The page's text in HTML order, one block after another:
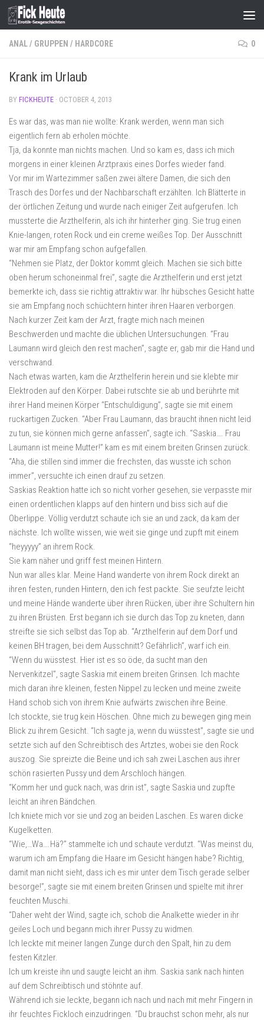
Skip to content
ANAL/ GRUPPEN / HARDCORE 0
Krank im Urlaub
BY FICKHEUTE · OCTOBER 4, 2013
Es war das, was man nie wollte: Krank werden, wenn man sich
eigentlich fern ab erholen möchte.
Tja, da konnte man nichts machen. Und so kam es, dass ich mich
morgens in einer kleinen Arztpraxis eines Dorfes wieder fand.
Vor mir im Wartezimmer saßen zwei ältere Damen, die sich den
Trasch des Dorfes und der Nachbarschaft erzählten. Ich Blätterte in
der örtlichen Zeitung und wurde nach einiger Zeit aufgerufen. Ich
mussterte die Arzthelferin, als ich ihr hinterher ging. Sie trug einen
Knie-langen, roten Rock und ein creme weißes Top. Der Ausschnitt
war mir am Empfang schon aufgefallen.
“Nehmen sie Platz, der Doktor kommt gleich. Machen sie sich bitte
oben herum schoneinmal frei”, sagte die Arzthelferin und erst jetzt
bemerkte ich, dass sie richtig attraktiv war. Ihr hübsches Gesicht hatte
sie am Empfang noch schüchtern hinter ihren Haaren verborgen.
Nach kurzer Zeit kam der Arzt, fragte mich nach meinen
Beschwerden und machte die üblichen Untersuchungen. “Frau
Laumann wird gleich den rest machen”, sagte er, gab mir die Hand und
verschwand.
Nach etwas warten, kam die Arzthelferin herein und sie klebte mir
Elektroden auf den Körper. Dabei rutschte sie ab und berührte mit
ihrer Hand meinen Körper “Entschuldigung”, sagte sie mit einem
ruckartigen Zucken. “Aber Frau Laumann, das braucht ihnen nicht leid
zu tun, sie können mich gerne anfassen”, sagte ich. “Saskia…. Frau
Laumann ist meine Mutter!” kam es mit einem breiten Grinsen zurück.
“Aha, die stillen sind immer die frechsten, das wusste ich schon
immer”, versuchte ich einen drauf zu setzen.
Saskias Reaktion hatte ich so nicht vorher gesehen, sie verpasste mir
einen ordentlichen klapps auf den hintern und biss sich auf die
Oberlippe. Völlig verdutzt schaute ich sie an und zack, da kam der
nächste. Ich wollte wissen, wie weit sie ginge und zupft mit einem
“heyyyyy” an ihrem Rock.
Sie kam näher und griff fest meinen Hintern.
Nun war alles klar. Meine Hand wanderte von ihrem Rock direkt an
ihren festen, runden Hintern, den ich fest packte. Sie seufzte leicht
und meine Hände wanderte über ihren Rücken, über ihre Schultern hin
zu ihren Brüsten. Erst begann ich sie durch das Top zu kneten, dann
streifte sie sich selbst das Top ab. “Arzthelferin auf dem Dorf und
keinen BH tragen, bei dem Ausschnitt? Gefährlich”, warf ich ein.
“Wenn du wüsstest. Hier ist es so öde, da sucht man den
Nervenkitzel”, sagte Saskia mit einem breiten Grinsen. Ich machte
mich daran ihre kleinen, festen Nippel zu lecken und meine zweite
Hand schob sich von ihrem Knie aufwärts zwischen ihre Beine.
Ich stockte, sie trug kein Höschen. Ohne mich zu bewegen ging mein
Blick zu ihrem Gesicht. “Ich sagte ja, wenn du wüsstest”, sagte sie und
setzte sich auf den Schreibtisch des Artztes, wobei sie den Rock
auszog. Sie spreizte die Beine und ich sah zwei Laschen aus ihrer
schön rasierten Pussy und dem Arschloch hängen.
“Komm her und guck nach, was drin ist”, sagte Saskia und zupfte
leicht an ihren Bändchen.
Ich kniete mich vor sie und zog an beiden Laschen. Es waren dicke
Kugelketten.
“Wie,…Wa….Hä?” stammelte ich und schaute verdutzt. “Was meinst du,
warum ich am Empfang die Haare im Gesicht hängen habe? Richtig,
damit man nicht sieht, dass ich es mir unter dem Tisch gerade selber
besorge!”, sagte sie mit einem breiten Grinsen und spielte mit ihrer
feuchten Muschi.
“Daher weht der Wind, sagte ich, schob die Analkette wieder in ihr
geiles Loch und begann mich ihrer Pussy zu widmen.
Ich leckte mit meiner langen Zunge durch den Spalt, hin zu dem
festen Kitzler.
Ich um kreiste ihn und saugte leicht an ihm. Saskia sank nach hinten
auf dem Schreibtisch und stöhnte auf.
Während ich sie leckte, begann ich nach und nach mit mehr Fingern in
ihr feuchtes Fickloch einzudringen. “Du brauchst schon mehr, als nur